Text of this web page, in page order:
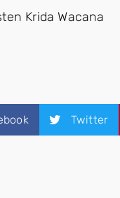
Krida Wacana
Twitter